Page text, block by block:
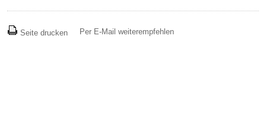
Seite drucken Per E-Mail weiterempfehlen